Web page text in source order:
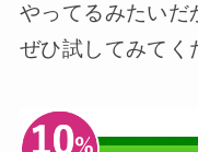
やってるみたいだ
ぜひ試してみてく